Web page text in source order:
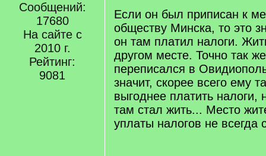
Сообщений:
17680
На сайте с
2010 г.
Рейтинг:
9081
q
]
Если он был приписан к
обществу Минска, то это
он там платил налоги.
другом месте. Точно так
переписался в
значит, скорее всего ему
выгоднее платить налоги,
там стал жить... Место
уплаты налогов не всегда